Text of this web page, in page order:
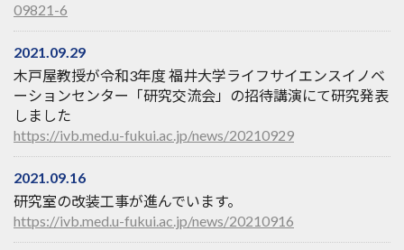
09821-6
2021.09.29
木戸屋教授が令和3年度 福井大学ライフサイエンスイノベ
ーションセンター「研究交流会」の招待講演にて研究発表
しました
https://ivb.med.u-fukui.ac.jp/news/20210929
2021.09.16
研究室の改装工事が進んでいます。
https://ivb.med.u-fukui.ac.jp/news/20210916